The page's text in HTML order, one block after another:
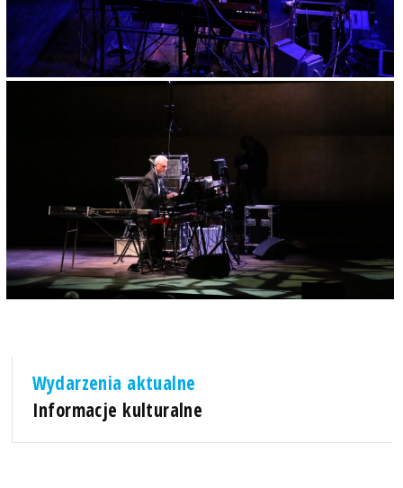
Wydarzenia aktualne
Informacje kulturalne